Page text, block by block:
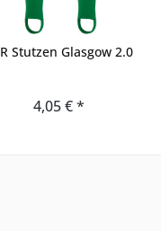
Stutzen Glasgow 2.0
4,05 € *